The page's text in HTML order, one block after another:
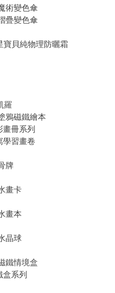
術變色傘
疊變色傘
寶貝純物理防曬霜
羅
鴉磁鐵繪本
畫冊系列
學習畫卷
牌
畫卡
畫本
晶球
鐵情境盒
盒系列